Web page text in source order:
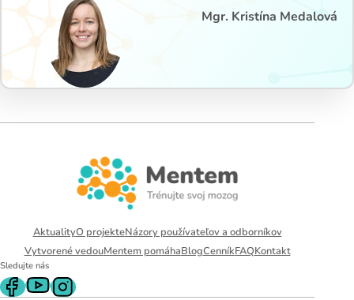
Mgr. Kristína Medalová
AktualityO projekteNázory používateľov a odborníkov
Vytvorené vedouMentem pomáhaBlogCenníkFAQKontakt
Sledujte nás